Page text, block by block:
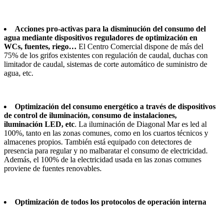
Acciones pro-activas para la disminución del consumo del
agua mediante dispositivos reguladores de optimización en
WCs, fuentes, riego… El Centro Comercial dispone de más del
75% de los grifos existentes con regulación de caudal, duchas con
limitador de caudal, sistemas de corte automático de suministro de
agua, etc.
Optimización del consumo energético a través de dispositivos
de control de iluminación, consumo de instalaciones,
iluminación LED, etc. La iluminación de Diagonal Mar es led al
100%, tanto en las zonas comunes, como en los cuartos técnicos y
almacenes propios. También está equipado con detectores de
presencia para regular y no malbaratar el consumo de electricidad.
Además, el 100% de la electricidad usada en las zonas comunes
proviene de fuentes renovables.
Optimización de todos los protocolos de operación interna